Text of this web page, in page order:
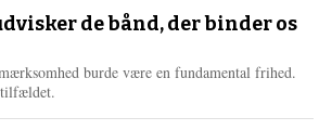
de bånd, der binder os
burde være en fundamental frihed.